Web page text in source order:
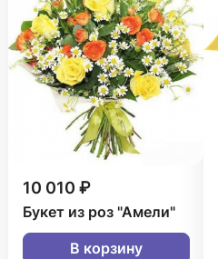
10 010 ₽
Букет из роз "Амели"
В корзину